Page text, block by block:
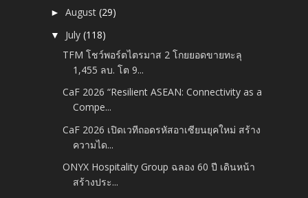
►August(29)
▼ July(118)
TFM โชว์พอร์ตไตรมาส 2 โกยยอดขายทะลุ
1,455 ลบ. โต 9...
CaF 2026 “Resilient ASEAN: Connectivity as a
Compe...
CaF 2026 เปิดเวทีถอดรหัสอาเซียนยุคใหม่ สร้าง
ความได...
ONYX Hospitality Group ฉลอง 60 ปี เดินหน้า
สร้างประ...